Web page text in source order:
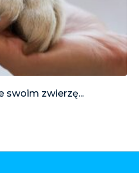
swoim zwierzę...